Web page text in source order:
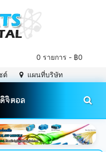
0 รายการ - ฿0
ต์ แผนที่บริษัท
จิตอล